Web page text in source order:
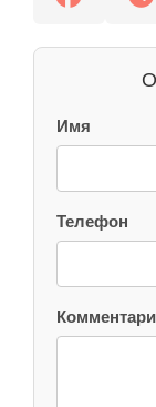
Имя
Телефон